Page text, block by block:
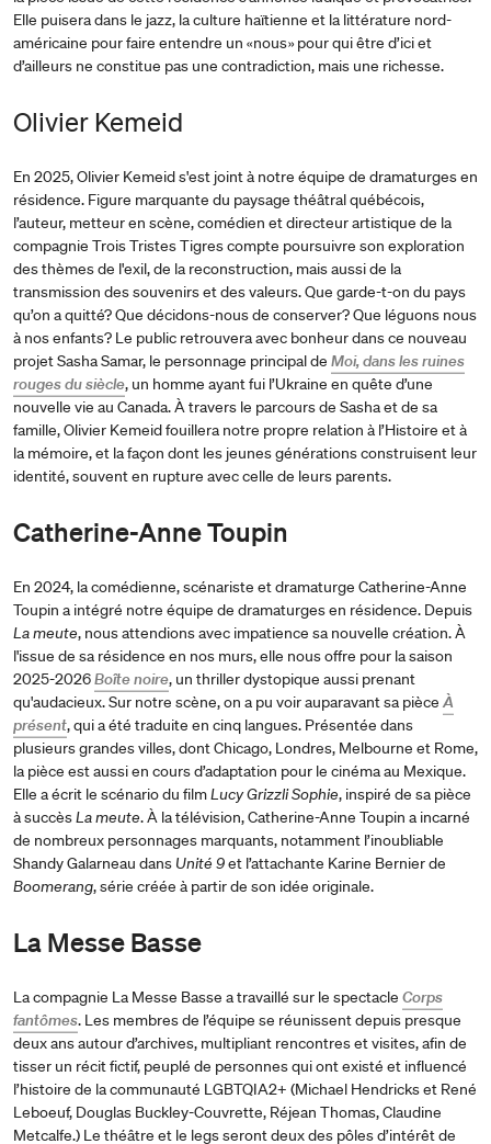
Elle puisera dans le jazz, la culture haïtienne et la littérature nord-
américaine pour faire entendre un « nous » pour qui être d’ici et
d’ailleurs ne constitue pas une contradiction, mais une richesse.
Olivier Kemeid
En 2025, Olivier Kemeid s'est joint à notre équipe de dramaturges en
résidence. Figure marquante du paysage théâtral québécois,
l’auteur, metteur en scène, comédien et directeur artistique de la
compagnie Trois Tristes Tigres compte poursuivre son exploration
des thèmes de l'exil, de la reconstruction, mais aussi de la
transmission des souvenirs et des valeurs. Que garde-t-on du pays
qu’on a quitté? Que décidons-nous de conserver? Que léguons nous
à nos enfants? Le public retrouvera avec bonheur dans ce nouveau
projet Sasha Samar, le personnage principal de Moi, dans les ruines
rouges du siècle, un homme ayant fui l’Ukraine en quête d’une
nouvelle vie au Canada. À travers le parcours de Sasha et de sa
famille, Olivier Kemeid fouillera notre propre relation à l’Histoire et à
la mémoire, et la façon dont les jeunes générations construisent leur
identité, souvent en rupture avec celle de leurs parents.
Catherine-Anne Toupin
En 2024, la comédienne, scénariste et dramaturge Catherine-Anne
Toupin a intégré notre équipe de dramaturges en résidence. Depuis
La meute, nous attendions avec impatience sa nouvelle création. À
l'issue de sa résidence en nos murs, elle nous offre pour la saison
2025-2026Boîte noire, un thriller dystopique aussi prenant
qu'audacieux. Sur notre scène, on a pu voir auparavant sa pièce À
présent, qui a été traduite en cinq langues. Présentée dans
plusieurs grandes villes, dont Chicago, Londres, Melbourne et Rome,
la pièce est aussi en cours d’adaptation pour le cinéma au Mexique.
Elle a écrit le scénario du filmLucy Grizzli Sophie, inspiré de sa pièce
à succèsLa meute. À la télévision, Catherine-Anne Toupin a incarné
de nombreux personnages marquants, notamment l’inoubliable
Shandy Galarneau dans Unité 9et l’attachante Karine Bernier de
Boomerang, série créée à partir de son idée originale.
La Messe Basse
La compagnie La Messe Basse a travaillé sur le spectacle Corps
fantômes. Les membres de l’équipe se réunissent depuis presque
deux ans autour d’archives, multipliant rencontres et visites, afin de
tisser un récit fictif, peuplé de personnes qui ont existé et influencé
l’histoire de la communauté LGBTQIA2+ (Michael Hendricks et René
Leboeuf, Douglas Buckley-Couvrette, Réjean Thomas, Claudine
Metcalfe.) Le théâtre et le legs seront deux des pôles d’intérêt de